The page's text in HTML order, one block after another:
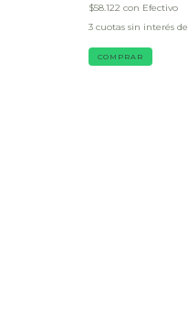
$58.122con Efectivo
3 cuotas sin interés de
COMPRAR